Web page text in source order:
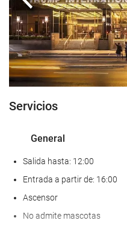
Anterior
Servicios
General
Salida hasta: 12:00
Entrada a partir de: 16:00
Ascensor
No admite mascotas